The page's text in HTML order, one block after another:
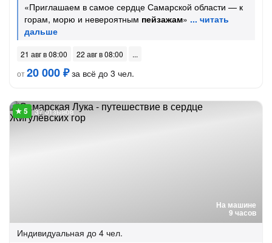
«Приглашаем в самое сердце Самарской области — к
горам, морю и невероятным пейзажам»
21 авг в 08:00
22 авг в 08:00
от20 000 ₽за всё до 3 чел.
На машине
9 часов
37 отзывов
Индивидуальная до 4 чел.